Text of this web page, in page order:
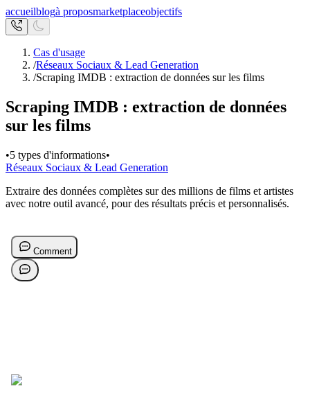
accueilblogà proposmarketplaceobjectifs
Cas d'usage
/Réseaux Sociaux & Lead Generation
/Scraping IMDB : extraction de données sur les films
Scraping IMDB : extraction de données
sur les films
•5 types d'informations•
Réseaux Sociaux & Lead Generation
Extraire des données complètes sur des millions de films et artistes
avec notre outil avancé, pour des résultats précis et personnalisés.